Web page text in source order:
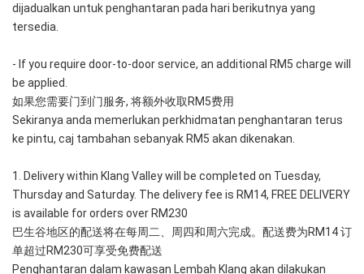
dijadualkan untuk penghantaran pada hari berikutnya yang
tersedia.
- If you require door-to-door service, an additional RM5 charge will
be applied.
如果您需要门到门服务, 将额外收取RM5费用
Sekiranya anda memerlukan perkhidmatan penghantaran terus
ke pintu, caj tambahan sebanyak RM5 akan dikenakan.
1. Delivery within Klang Valley will be completed on Tuesday,
Thursday and Saturday. The delivery fee is RM14, FREE DELIVERY
is available for orders over RM230
巴生谷地区的配送将在每周二、周四和周六完成。配送费为RM14 订
单超过RM230可享受免费配送
Penghantaran dalam kawasan Lembah Klang akan dilakukan